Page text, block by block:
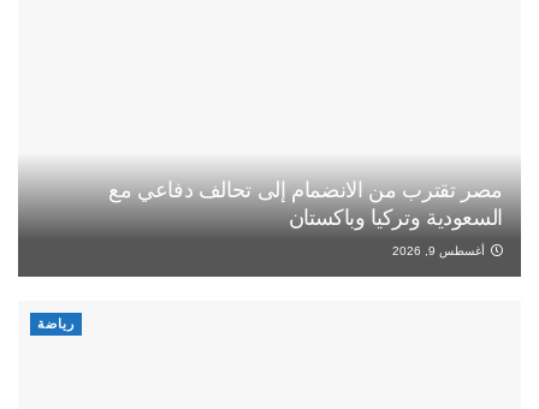
مصر تقترب من الانضمام إلى تحالف دفاعي مع
السعودية وتركيا وباكستان
أغسطس 9, 2026
رياضة